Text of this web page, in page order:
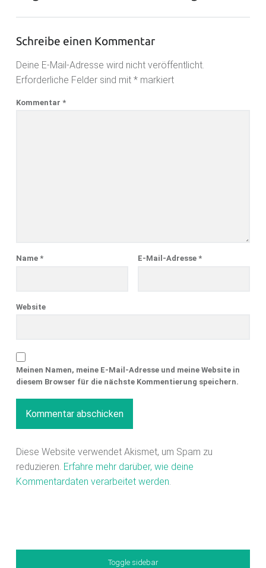
Schreibe einen Kommentar
Deine E-Mail-Adresse wird nicht veröffentlicht.
Erforderliche Felder sind mit *markiert
Kommentar *
Name * E-Mail-Adresse *
Website
Meinen Namen, meine E-Mail-Adresse und meine Website in
diesem Browser für die nächste Kommentierung speichern.
Diese Website verwendet Akismet, um Spam zu
reduzieren. Erfahre mehr darüber, wie deine
Kommentardaten verarbeitet werden.
Sidebar
Toggle sidebar